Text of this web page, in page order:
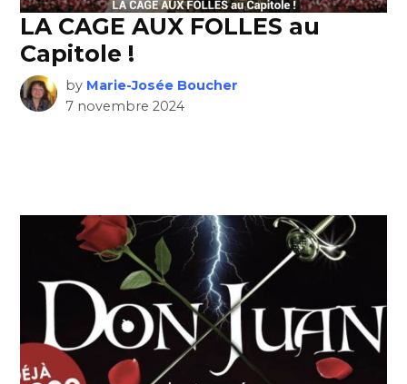
LA CAGE AUX FOLLES au
Capitole !
by Marie-Josée Boucher
7 novembre 2024